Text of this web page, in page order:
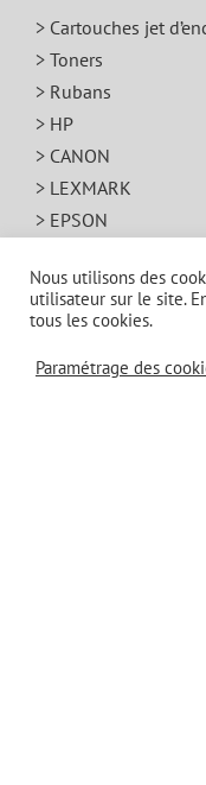
> Cartouches jet
> Toners
> Rubans
> HP
> CANON
> LEXMARK
> EPSON
> SAMSUNG
> RICOH
> DELL
Nous utilisons des
utilisateur sur le site.
tous les cookies.
Paramétrage des